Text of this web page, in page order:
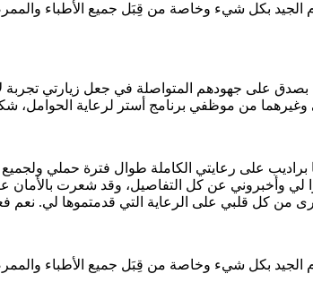
بكل شيء وخاصة من قِبَل جميع الأطباء
على جهودهم المتواصلة في جعل زيارتي تجربة لا
من موظفي برنامج أستر لرعاية الحوامل،
براديب على رعايتي الكاملة طوال فترة حملي
وأخبروني عن كل التفاصيل، وقد شعرت بالأمان
من كل قلبي على الرعاية التي قدمتموها لي. نعم
بكل شيء وخاصة من قِبَل جميع الأطباء